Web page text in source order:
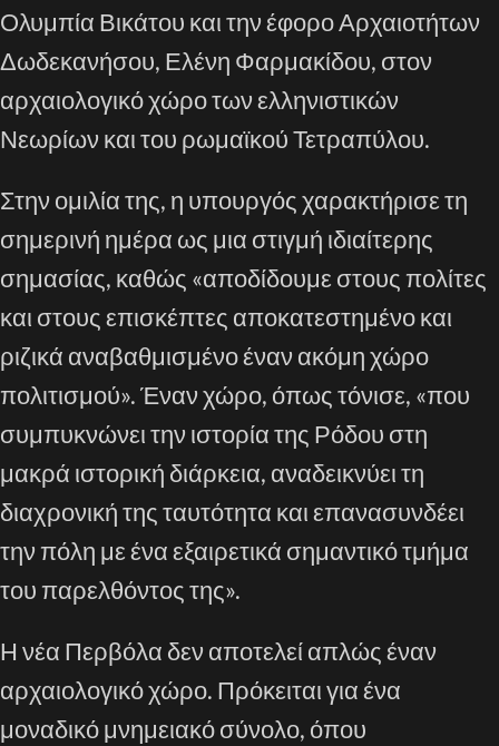
Ολυμπία Βικάτου και την έφορο Αρχαιοτήτων
Δωδεκανήσου, Ελένη Φαρμακίδου, στον
αρχαιολογικό χώρο των ελληνιστικών
Νεωρίων και του ρωμαϊκού Τετραπύλου.
Στην ομιλία της, η υπουργός χαρακτήρισε τη
σημερινή ημέρα ως μια στιγμή ιδιαίτερης
σημασίας, καθώς «αποδίδουμε στους πολίτες
και στους επισκέπτες αποκατεστημένο και
ριζικά αναβαθμισμένο έναν ακόμη χώρο
πολιτισμού». Έναν χώρο, όπως τόνισε, «που
συμπυκνώνει την ιστορία της Ρόδου στη
μακρά ιστορική διάρκεια, αναδεικνύει τη
διαχρονική της ταυτότητα και επανασυνδέει
την πόλη με ένα εξαιρετικά σημαντικό τμήμα
του παρελθόντος της».
Η νέα Περβόλα δεν αποτελεί απλώς έναν
αρχαιολογικό χώρο. Πρόκειται για ένα
μοναδικό μνημειακό σύνολο, όπου